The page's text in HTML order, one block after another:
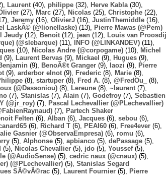
Laurent (40), philippe (32), Herve Kabla (30),
(27), Marc (27), Nicolas (25), Christophe (22),
Jeremy (16), OlivierJ (16), JustinThemiddle (16),
LaskÃ© (@lionellaske) (13),
Pierre Mawas (@Pem)
Jeudy (12), Benoit (12), jean (12),
Louis van Proosdij
(@slebarque) (11), INFO (@LINKANDEV) (11),
(10), Nicolas Andre (@corpogame) (10),
Michel
(9), Laurent Bervas (9), Mickael (9), Hugues (9),
(9), BenoÃ®t Granger (9), laozi (9),
Pierre
(9), arderbor elnot (9), Frederic (8), Marie (8),
(8), startuper (8), Fred A. (8), @FredOu_
(8),
(@Dassoniou) (8), Lereune (8), ~laurent (7),
(7), Stanislas (7), Alain (7), Godefroy (7), Sebastien
(@jr_roy) (7),
Pascal Lechevallier (@PLechevallier)
(7),
Partech Shaker
Felten (6), Alban (6), Jacques (6), sebou (6),
(6), Richard T (6), PEAI60 (6), Free4ever (6),
Gasnier (@ObservaEmpresa) (6), romu (6),
(5), Alphonse (5), apbianco (5), dePassage (5),
(5), Nicolas Chevallier (5), jdo (5), Youssef(5),
(@AudioSense) (5), cedric naux (@cnaux) (5),
(@PLechevallier) (5), Stanislas Segard
SÃ©vÃ©rac (5), Laurent Fournier (5),
Pierre